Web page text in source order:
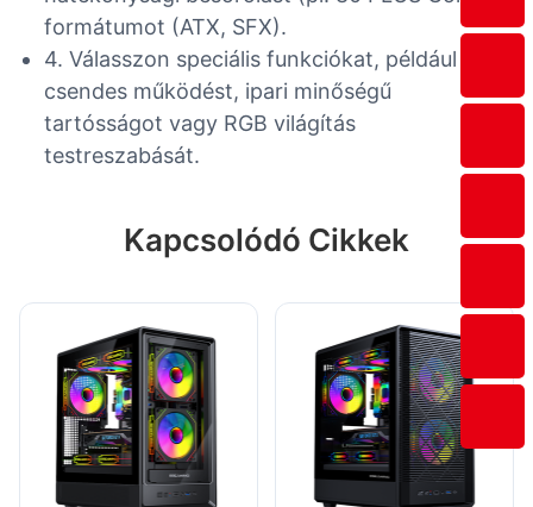
formátumot (ATX, SFX).
4. Válasszon speciális funkciókat, például
csendes működést, ipari minőségű
tartósságot vagy RGB világítás
testreszabását.
Kapcsolódó Cikkek